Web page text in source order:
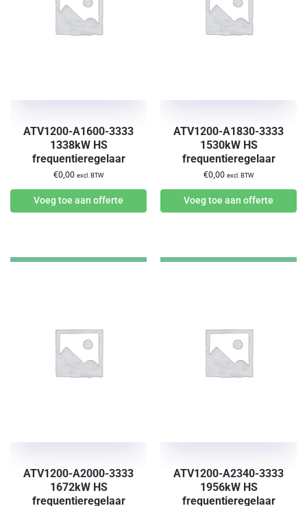
ATV1200-A1600-3333
1338kW HS
frequentieregelaar
€0,00 excl. BTW
Voeg toe aan offerte
ATV1200-A1830-3333
1530kW HS
frequentieregelaar
€0,00 excl. BTW
Voeg toe aan offerte
ATV1200-A2000-3333
1672kW HS
frequentieregelaar
ATV1200-A2340-3333
1956kW HS
frequentieregelaar